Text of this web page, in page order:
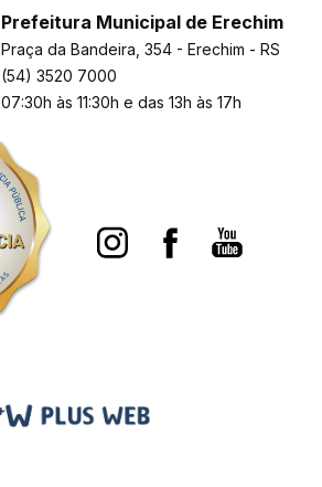
Prefeitura Municipal de Erechim
Praça da Bandeira, 354 - Erechim - RS
(54) 3520 7000
07:30h às 11:30h e das 13h às 17h